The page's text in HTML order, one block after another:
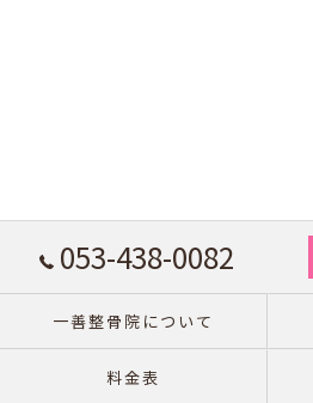
053-438-0082
一善整骨院について
料金表